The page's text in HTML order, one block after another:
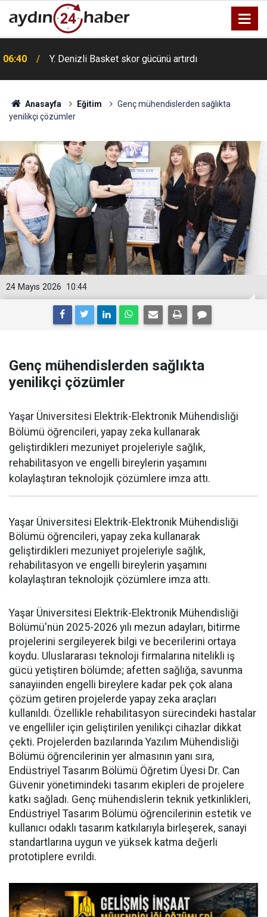
06:40 Y. Denizli Basket skor gücünü artırdı
Anasayfa Eğitim
Genç mühendislerden sağlıkta
yenilikçi çözümler
10:44
24 Mayıs 2026
Genç mühendislerden sağlıkta
yenilikçi çözümler
Yaşar Üniversitesi Elektrik-Elektronik Mühendisliği
Bölümü öğrencileri, yapay zeka kullanarak
geliştirdikleri mezuniyet projeleriyle sağlık,
rehabilitasyon ve engelli bireylerin yaşamını
kolaylaştıran teknolojik çözümlere imza attı.
Yaşar Üniversitesi Elektrik-Elektronik Mühendisliği
Bölümü öğrencileri, yapay zeka kullanarak
geliştirdikleri mezuniyet projeleriyle sağlık,
rehabilitasyon ve engelli bireylerin yaşamını
kolaylaştıran teknolojik çözümlere imza attı.
Yaşar Üniversitesi Elektrik-Elektronik Mühendisliği
Bölümü'nün 2025-2026 yılı mezun adayları, bitirme
projelerini sergileyerek bilgi ve becerilerini ortaya
koydu. Uluslararası teknoloji firmalarına nitelikli iş
gücü yetiştiren bölümde; afetten sağlığa, savunma
sanayiinden engelli bireylere kadar pek çok alana
çözüm getiren projelerde yapay zeka araçları
kullanıldı. Özellikle rehabilitasyon sürecindeki hastalar
ve engelliler için geliştirilen yenilikçi cihazlar dikkat
çekti. Projelerden bazılarında Yazılım Mühendisliği
Bölümü öğrencilerinin yer almasının yanı sıra,
Endüstriyel Tasarım Bölümü Öğretim Üyesi Dr. Can
Güvenir yönetimindeki tasarım ekipleri de projelere
katkı sağladı. Genç mühendislerin teknik yetkinlikleri,
Endüstriyel Tasarım Bölümü öğrencilerinin estetik ve
kullanıcı odaklı tasarım katkılarıyla birleşerek, sanayi
standartlarına uygun ve yüksek katma değerli
prototiplere evrildi.